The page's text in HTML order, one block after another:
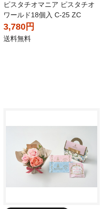
ピスタチオマニア ピスタチオ
ワールド18個入 C-25 ZC
3,780円
送料無料